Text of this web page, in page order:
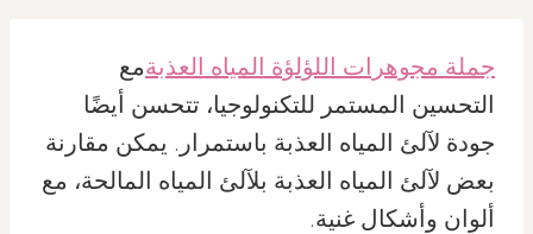
جملة مجوهرات اللؤلؤة المياه العذبةمع
التحسين المستمر للتكنولوجيا، تتحسن أيضًا
جودة لآلئ المياه العذبة باستمرار. يمكن مقارنة
بعض لآلئ المياه العذبة بلآلئ المياه المالحة، مع
ألوان وأشكال غنية.